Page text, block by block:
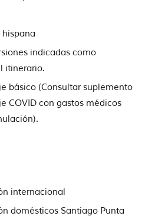
indicadas como
itinerario.
básico (Consultar suplemento
COVID con gastos médicos
internacional
domésticos Santiago Punta